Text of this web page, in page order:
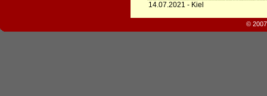
14.07.2021 - Kiel
©